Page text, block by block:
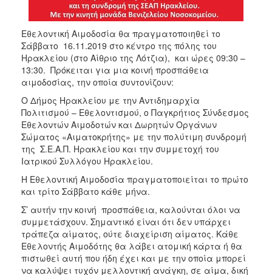
Εθελοντική Αιμοδοσία θα πραγματοποιηθεί το
Σάββατο 16.11.2019 στο κέντρο της πόλης του
Ηρακλείου (στο Αίθριο της Λότζια), και ώρες 09:30 –
13:30. Πρόκειται για μια κοινή προσπάθεια
αιμοδοσίας, την οποία συντονίζουν:
O Δήμος Ηρακλείου με την Αντιδημαρχία
Πολιτισμού – Εθελοντισμού, ο Παγκρήτιος Σύνδεσμος
Εθελοντών Αιμοδοτών και Δωρητών Οργάνων
Σώματος «Αιματοκρήτης» με την πολύτιμη συνδρομή
της Σ.Ε.Α.Π. Ηρακλείου και την συμμετοχή του
Ιατρικού Συλλόγου Ηρακλείου.
Η Εθελοντική Αιμοδοσία πραγματοποιείται το πρώτο
και τρίτο Σάββατο κάθε μήνα.
Σ’ αυτήν την κοινή προσπάθεια, καλούνται όλοι να
συμμετάσχουν. Σημαντικό είναι ότι δεν υπάρχει
τράπεζα αίματος, ούτε διαχείριση αίματος. Κάθε
Εθελοντής Αιμοδότης θα λάβει ατομική κάρτα ή θα
πιστωθεί αυτή που ήδη έχει και με την οποία μπορεί
να καλύψει τυχόν μελλοντική ανάγκη, σε αίμα, δική